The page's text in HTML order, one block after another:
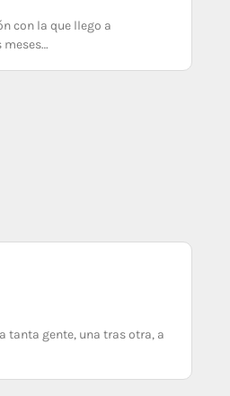
con la que llego a
meses…
tanta gente, una tras otra, a